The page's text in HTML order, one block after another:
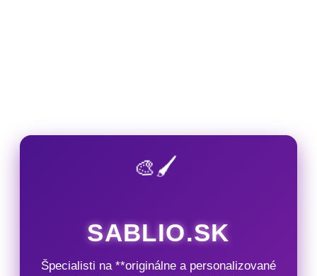
🎨🖌️
SABLIO.SK
Špecialisti na **originálne a personalizované